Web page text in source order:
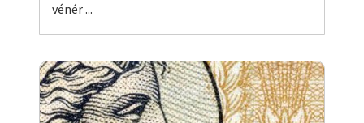
vénér ...